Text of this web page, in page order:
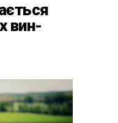
вин-
du Vin у